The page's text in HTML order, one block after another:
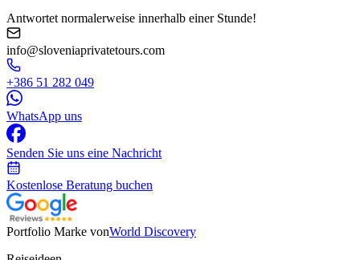
Antwortet normalerweise innerhalb einer Stunde!
info@sloveniaprivatetours.com
+386 51 282 049
WhatsApp uns
Senden Sie uns eine Nachricht
Kostenlose Beratung buchen
Portfolio Marke vonWorld Discovery